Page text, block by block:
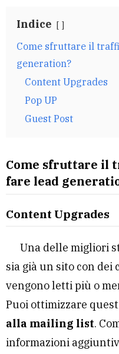
Indice
Come sfruttare il
generation?
Content Upgrades
Pop UP
Guest Post
Come sfruttare il
fare lead
Content Upgrades
Una delle migliori
sia già un sito con
vengono letti più o
Puoi ottimizzare
alla mailing list.
informazioni